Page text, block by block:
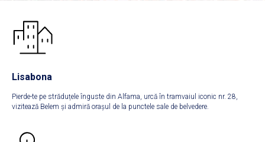
Lisabona
Pierde-te pe străduțele înguste din Alfama, urcă în tramvaiul iconic nr. 28,
vizitează Belem și admiră orașul de la punctele sale de belvedere.